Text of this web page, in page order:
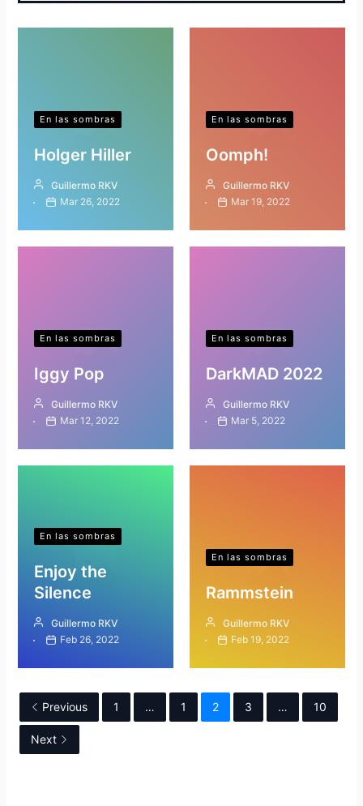
En las sombras
Holger Hiller
Guillermo RKV
Mar 26, 2022
En las sombras
Oomph!
Guillermo RKV
Mar 19, 2022
En las sombras
Iggy Pop
Guillermo RKV
Mar 12, 2022
En las sombras
DarkMAD 2022
Guillermo RKV
Mar 5, 2022
En las sombras
Enjoy the
Silence
Guillermo RKV
Feb 26, 2022
En las sombras
Rammstein
Guillermo RKV
Feb 19, 2022
Previous 1 … 1 2 3 … 10
Next